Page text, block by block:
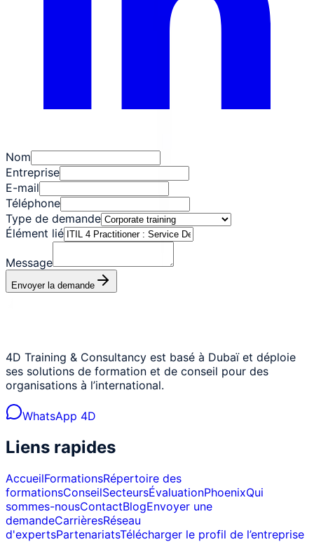
Nom
Entreprise
E-mail
Téléphone
Type de demande
Élément lié
Message
Envoyer la demande
4D Training & Consultancy est basé à Dubaï et déploie
ses solutions de formation et de conseil pour des
organisations à l’international.
WhatsApp 4D
Liens rapides
AccueilFormationsRépertoire des
formationsConseilSecteursÉvaluationPhoenixQui
sommes-nousContactBlogEnvoyer une
demandeCarrièresRéseau
d'expertsPartenariatsTélécharger le profil de l’entreprise